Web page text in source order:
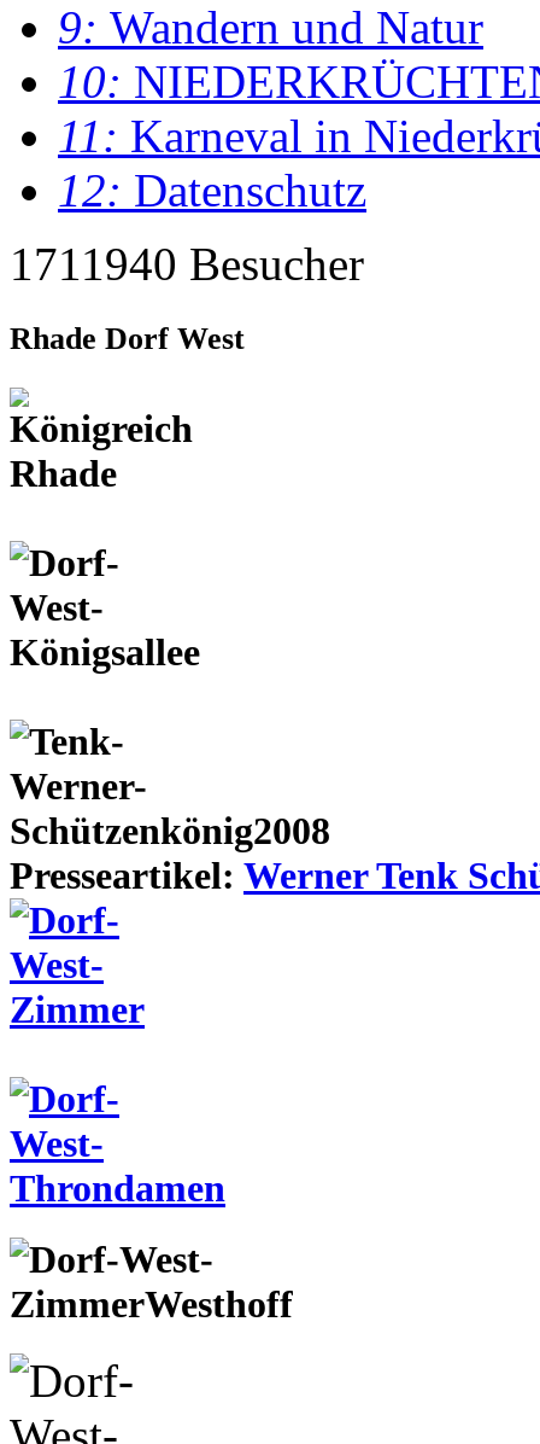
9: Wandern und Natur
10:
11: Karneval in
12: Datenschutz
1711940 Besucher
Rhade Dorf West
Presseartikel: Werner Tenk